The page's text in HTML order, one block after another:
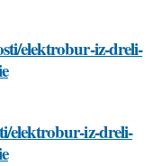
elektrobur-iz-dreli-
elektrobur-iz-dreli-